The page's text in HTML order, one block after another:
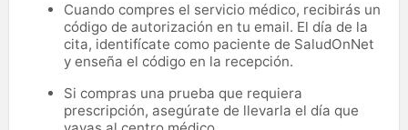
Cuando compres el servicio médico, recibirás un
código de autorización en tu email. El día de la
cita, identifícate como paciente de SaludOnNet
y enseña el código en la recepción.
Si compras una prueba que requiera
prescripción, asegúrate de llevarla el día que